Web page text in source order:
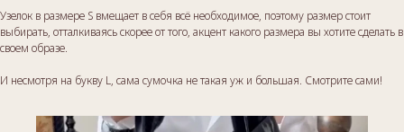
Узелок в размере S вмещает в себя всё необходимое, поэтому размер стоит
выбирать, отталкиваясь скорее от того, акцент какого размера вы хотите сделать в
своем образе.
И несмотря на букву L, сама сумочка не такая уж и большая. Смотрите сами!